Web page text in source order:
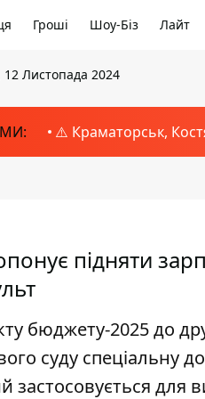
Гроші Шоу-Біз Лайт
12 Листопада 2024
⚠️ Краматорськ,
підняти
бюджету-2025 до
суду спеціальну
застосовується для